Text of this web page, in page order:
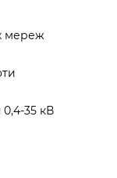
мереж
0,4-35 кВ